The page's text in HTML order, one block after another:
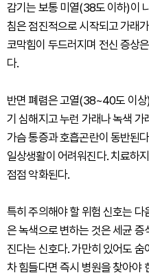
감기는 보통 미열(38도 이하)이
침은 점진적으로 시작되고 가래
코막힘이 두드러지며 전신 증상
다.
반면 폐렴은 고열(38~40도 이
기 심해지고 누런 가래나 녹색
가슴 통증과 호흡곤란이 동반된
일상생활이 어려워진다. 치료하
점점 악화된다.
특히 주의해야 할 위험 신호는
은 녹색으로 변하는 것은 세균
진다는 신호다. 가만히 있어도
차 힘들다면 즉시 병원을 찾아야